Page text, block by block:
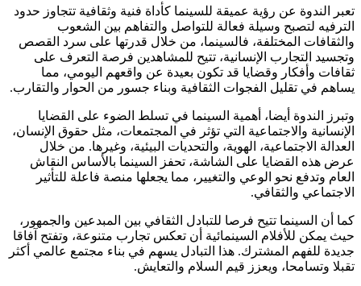
تعبر الندوة عن رؤية عميقة للسينما كأداة فنية وثقافية تتجاوز حدود
الترفيه لتصبح وسيلة فعالة للتواصل والتفاهم بين الشعوب
والثقافات المختلفة، فالسينما، من خلال قدرتها على سرد القصص
وتجسيد التجارب الإنسانية، تتيح للمشاهدين فرصة التعرف على
ثقافات وأفكار وقضايا قد تكون بعيدة عن واقعهم اليومي، مما
يساهم في تقليل الفجوات الثقافية وبناء جسور من الحوار والتقارب.
وتبرز الندوة أيضا، أهمية السينما في تسلط الضوء على القضايا
الإنسانية والاجتماعية التي تؤثر في المجتمعات، مثل حقوق الإنسان،
العدالة الاجتماعية، الهوية، والتحديات البيئية، وغيرها. من خلال
عرض هذه القضايا على الشاشة، تحفز السينما بالأساس النقاش
العام وتدفع نحو الوعي والتغيير، مما يجعلها منصة فاعلة للتأثير
الاجتماعي والثقافي.
كما أن السينما تتيح فرصا للتبادل الثقافي بين المبدعين والجمهور،
حيث يمكن للأفلام السينمائية أن تعكس تجارب متنوعة، وتفتح آفاقا
جديدة للفهم المشترك. هذا التبادل يسهم في بناء مجتمع عالمي أكثر
تقبلا وتسامحا، ويعزز قيم السلام والتعايش.